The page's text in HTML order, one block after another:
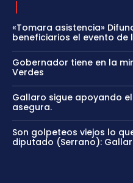
«Tomara asistencia»
beneficiarios el evento de
Gobernador tiene en la
Verdes
Gallaro sigue apoyando
asegura.
Son golpeteos viejos lo
diputado (Serrano):